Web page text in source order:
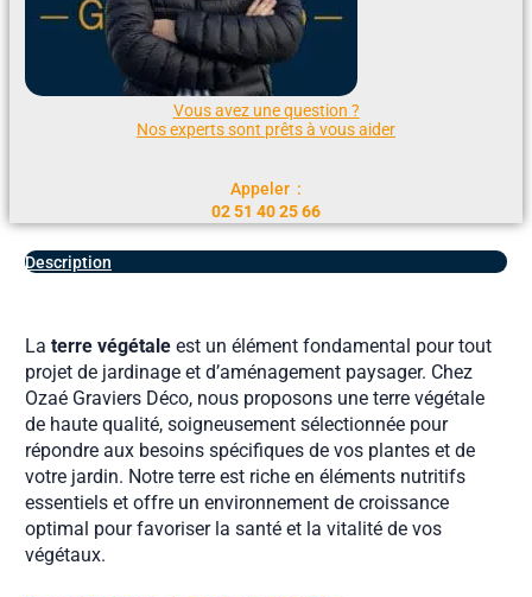
Vous avez une question ?
Nos experts sont prêts à vous aider
Appeler :
02 51 40 25 66
Description
La terre végétaleest un élément fondamental pour tout
projet de jardinage et d’aménagement paysager. Chez
Ozaé Graviers Déco, nous proposons une terre végétale
de haute qualité, soigneusement sélectionnée pour
répondre aux besoins spécifiques de vos plantes et de
votre jardin. Notre terre est riche en éléments nutritifs
essentiels et offre un environnement de croissance
optimal pour favoriser la santé et la vitalité de vos
végétaux.